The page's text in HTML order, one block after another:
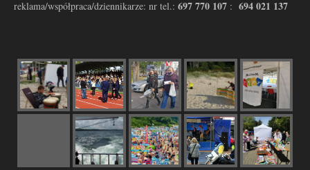
reklama/współpraca/dziennikarze: nr tel.: 697 770 107 : 694 021 137